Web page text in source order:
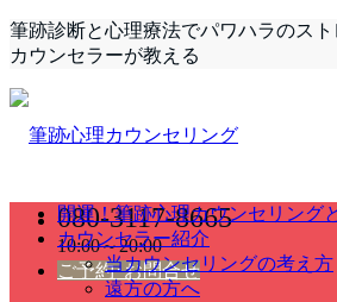
筆跡診断と心理療法でパワハラのス
カウンセラーが教える
080-3117-8665
10:00～20:00
ご予約･お問合せ
開運！筆跡心理カウンセリング
カウンセラー紹介
当カウンセリングの考え方
遠方の方へ